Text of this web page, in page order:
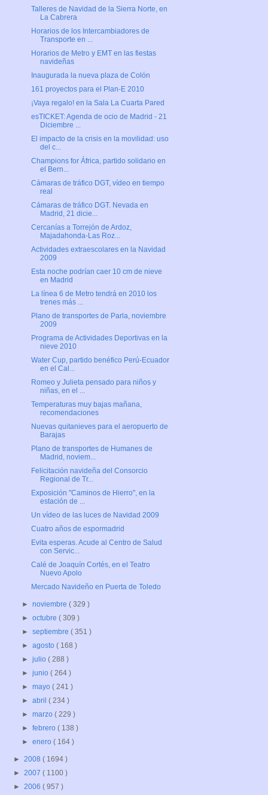
Talleres de Navidad de la Sierra Norte, en
La Cabrera
Horarios de los Intercambiadores de
Transporte en ...
Horarios de Metro y EMT en las fiestas
navideñas
Inaugurada la nueva plaza de Colón
161 proyectos para el Plan-E 2010
¡Vaya regalo! en la Sala La Cuarta Pared
esTICKET: Agenda de ocio de Madrid - 21
Diciembre ...
El impacto de la crisis en la movilidad: uso
del c...
Champions for África, partido solidario en
el Bern...
Cámaras de tráfico DGT, vídeo en tiempo
real
Cámaras de tráfico DGT. Nevada en
Madrid, 21 dicie...
Cercanías a Torrejón de Ardoz,
Majadahonda-Las Roz...
Actividades extraescolares en la Navidad
2009
Esta noche podrían caer 10 cm de nieve
en Madrid
La línea 6 de Metro tendrá en 2010 los
trenes más ...
Plano de transportes de Parla, noviembre
2009
Programa de Actividades Deportivas en la
nieve 2010
Water Cup, partido benéfico Perú-Ecuador
en el Cal...
Romeo y Julieta pensado para niños y
niñas, en el ...
Temperaturas muy bajas mañana,
recomendaciones
Nuevas quitanieves para el aeropuerto de
Barajas
Plano de transportes de Humanes de
Madrid, noviem...
Felicitación navideña del Consorcio
Regional de Tr...
Exposición "Caminos de Hierro", en la
estación de ...
Un vídeo de las luces de Navidad 2009
Cuatro años de espormadrid
Evita esperas. Acude al Centro de Salud
con Servic...
Calé de Joaquín Cortés, en el Teatro
Nuevo Apolo
Mercado Navideño en Puerta de Toledo
►noviembre( 329 )
►octubre( 309 )
►septiembre( 351 )
►agosto( 168 )
►julio( 288 )
►junio( 264 )
►mayo( 241 )
►abril( 234 )
►marzo( 229 )
►febrero( 138 )
►enero( 164 )
► 2008 ( 1694 )
► 2007 ( 1100 )
► 2006 ( 957 )